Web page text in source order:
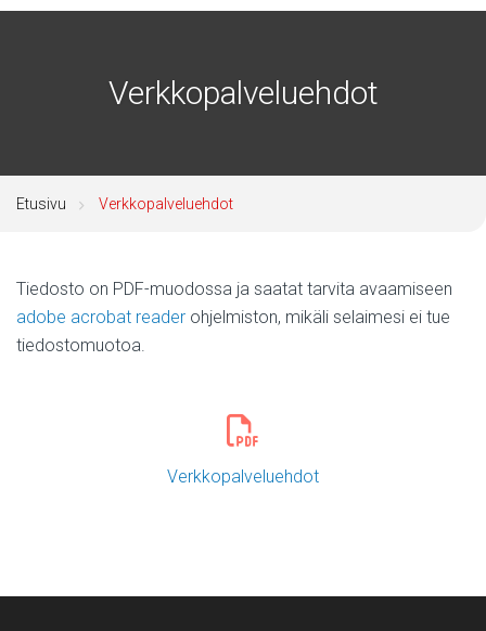
Verkkopalveluehdot
Etusivu Verkkopalveluehdot
Tiedosto on PDF-muodossa ja saatat tarvita avaamiseen
adobe acrobat reader ohjelmiston, mikäli selaimesi ei tue
tiedostomuotoa.
Verkkopalveluehdot